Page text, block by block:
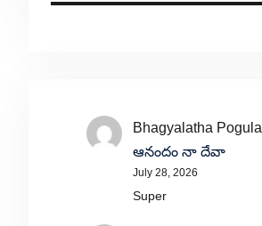
Bhagyalatha Pogula
ఆనందం నా దేవా
July 28, 2026
Super